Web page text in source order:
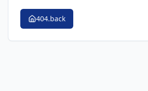
404.back